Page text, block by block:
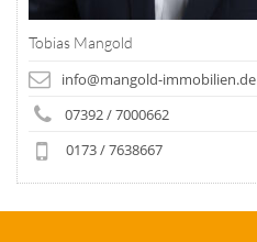
Tobias Mangold
info@mangold-immobilien.de
07392 / 7000662
0173 / 7638667